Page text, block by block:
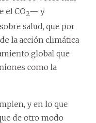
el CO2— y
salud, que por
la acción climática
global que
como la
y en lo que
de otro modo